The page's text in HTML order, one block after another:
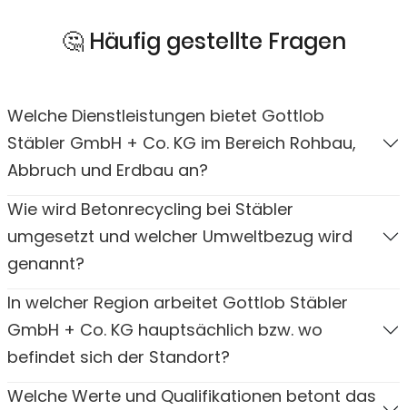
🤔 Häufig gestellte Fragen
Welche Dienstleistungen bietet Gottlob
Stäbler GmbH + Co. KG im Bereich Rohbau,
Abbruch und Erdbau an?
Wie wird Betonrecycling bei Stäbler
umgesetzt und welcher Umweltbezug wird
genannt?
In welcher Region arbeitet Gottlob Stäbler
GmbH + Co. KG hauptsächlich bzw. wo
befindet sich der Standort?
Welche Werte und Qualifikationen betont das